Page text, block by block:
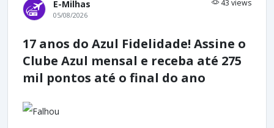
E-Milhas 43 views
05/08/2026
17 anos do Azul Fidelidade! Assine o
Clube Azul mensal e receba até 275
mil pontos até o final do ano